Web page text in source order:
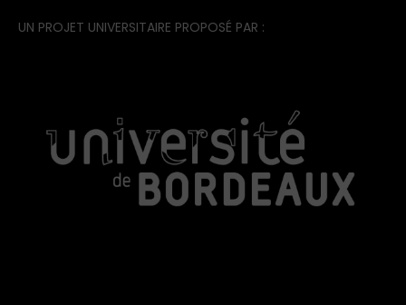
UN PROJET UNIVERSITAIRE PROPOSÉ PAR :